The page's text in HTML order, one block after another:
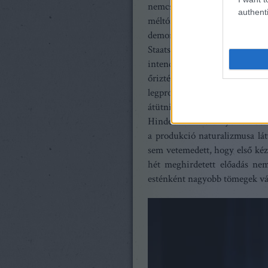
nemcsak korának
méltóságteljes és
demonstrálja a mindenkori
Staatsoper
intendatúrájának idejére
őrizték meg a
legprogresszívebb
átütnie a magyar sajtó
Hindemith műve nyomán
a produkció naturalizmusa
sem vetemedett, hogy első
hét meghirdetett előadás
esténként nagyobb tömegek